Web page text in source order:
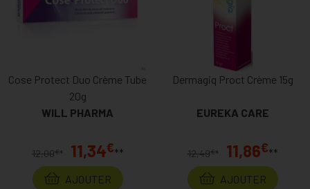
Cose Protect Duo Crème Tube
20g
WILL PHARMA
12,00€ * 11,34€**
AJOUTER
Dermagiq Proct Crème 15g
EUREKA CARE
12,49€ * 11,86€**
AJOUTER